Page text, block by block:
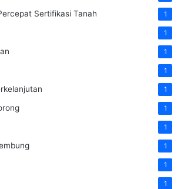
Sertifikasi Tanah 1
1
1
1
1
1
1
1
1
1